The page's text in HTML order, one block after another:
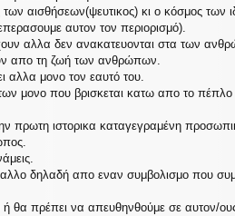
αισθήσεων(ψευτικος) κι ο κόσμος των
αυτον τον περιορισμό).
αλλα δεν ανακατευονται στα των
απο τη ζωή των ανθρώπων.
αλλα μονο τον εαυτό του.
μονο που βρισκεται κατω απο το πέπλο
πρωτη ιστορικα καταγεγραμένη
δηλαδή απο εναν συμβολισμο που
ή θα πρέπει να απευθηνθούμε σε αυτον/